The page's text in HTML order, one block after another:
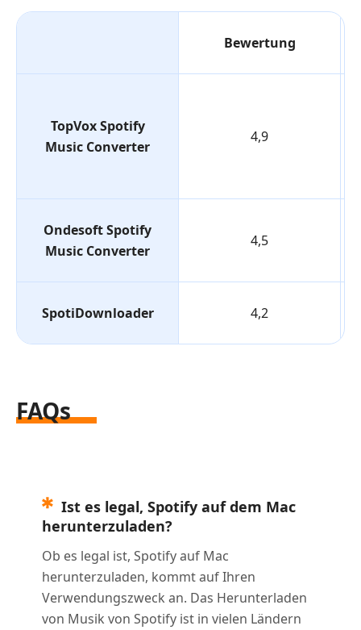
Bewertung
TopVox Spotify
Music Converter
4,9
Ondesoft Spotify
Music Converter
4,5
SpotiDownloader 4,2
FAQs
Ist es legal, Spotify auf dem Mac
herunterzuladen?
Ob es legal ist, Spotify auf Mac
herunterzuladen, kommt auf Ihren
Verwendungszweck an. Das Herunterladen
von Musik von Spotify ist in vielen Ländern